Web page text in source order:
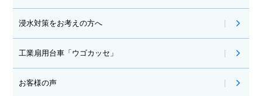
浸水対策をお考えの方へ
工業扇用台車「ウゴカッセ」
お客様の声